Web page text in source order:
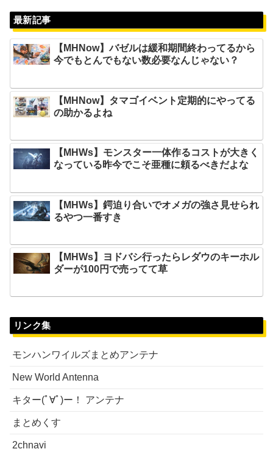
最新記事
【MHNow】バゼルは緩和期間終わってるから
今でもとんでもない数必要なんじゃない？
【MHNow】タマゴイベント定期的にやってる
の助かるよね
【MHWs】モンスター一体作るコストが大きく
なっている昨今でこそ亜種に頼るべきだよな
【MHWs】鍔迫り合いでオメガの強さ見せられ
るやつ一番すき
【MHWs】ヨドバシ行ったらレダウのキーホル
ダーが100円で売ってて草
リンク集
モンハンワイルズまとめアンテナ
New World Antenna
キター(ﾟ∀ﾟ)ー！ アンテナ
まとめくす
2chnavi